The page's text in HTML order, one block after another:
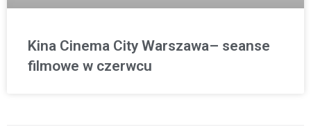
Kina Cinema City Warszawa– seanse
filmowe w czerwcu